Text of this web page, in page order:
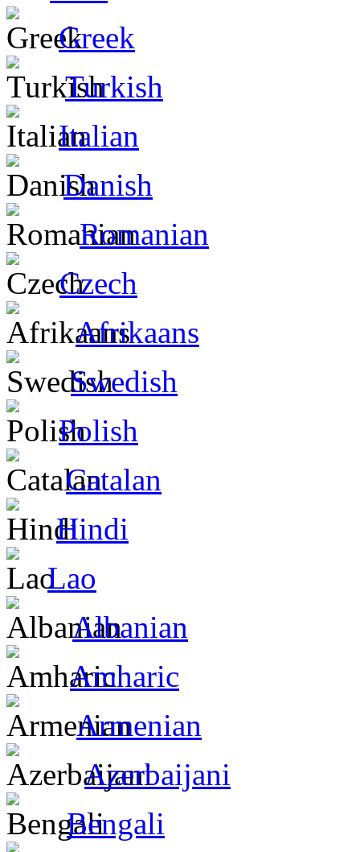
Greek
Turkish
Italian
Danish
Romanian
Czech
Afrikaans
Swedish
Polish
Catalan
Hindi
Lao
Albanian
Amharic
Armenian
Azerbaijani
Bengali